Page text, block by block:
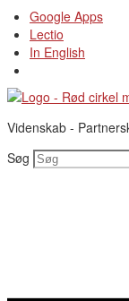
Videre
til
indhold
Google Apps
Lectio
In English
Videnskab -
Søg